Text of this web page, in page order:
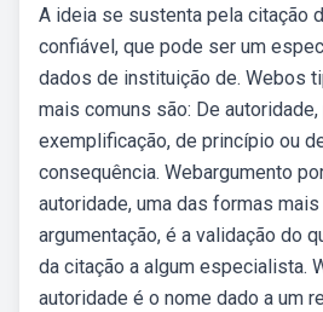
A ideia se sustenta pela citação
confiável, que pode ser um
dados de instituição de. Webos
mais comuns são: De
exemplificação, de princípio ou
consequência. Webargumento
autoridade, uma das formas
argumentação, é a validação do
da citação a algum especialista.
autoridade é o nome dado a um